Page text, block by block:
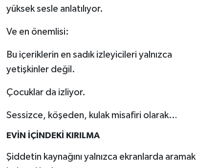
yüksek sesle anlatılıyor.
Ve en önemlisi:
Bu içeriklerin en sadık izleyicileri yalnızca
yetişkinler değil.
Çocuklar da izliyor.
Sessizce, köşeden, kulak misafiri olarak…
EVİN İÇİNDEKİ KIRILMA
Şiddetin kaynağını yalnızca ekranlarda aramak